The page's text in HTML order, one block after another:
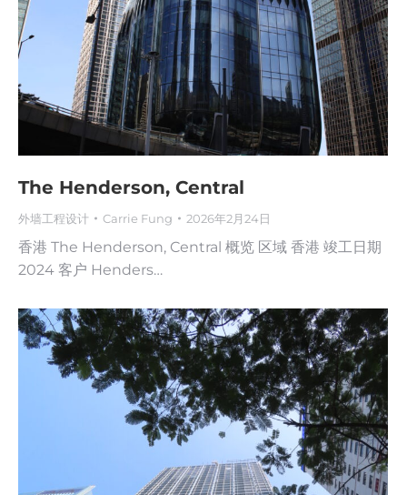
The Henderson, Central
外墙工程设计 Carrie Fung 2026年2月24日
香港 The Henderson, Central 概览 区域 香港 竣工日期
2024 客户 Henders…